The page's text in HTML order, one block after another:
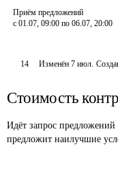
Приём предложений
с 01.07, 09:00 по 06.07, 20:00
14 Изменён7 июл.
Стоимость
Идёт запрос предложений
предложит наилучшие